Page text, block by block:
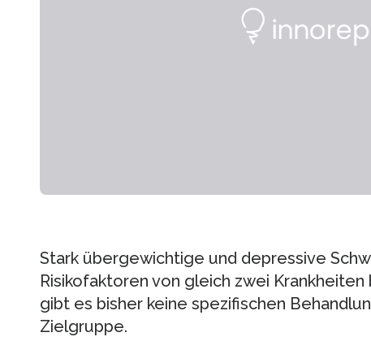
Stark übergewichtige und depressive
Risikofaktoren von gleich zwei
gibt es bisher keine spezifischen
Zielgruppe.